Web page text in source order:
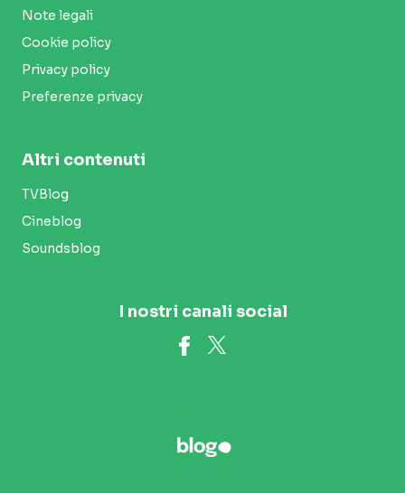
Note legali
Cookie policy
Privacy policy
Preferenze privacy
Altri contenuti
TVBlog
Cineblog
Soundsblog
I nostri canali social